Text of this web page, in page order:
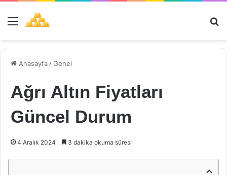
Menü
Anasayfa /Genel
Ağrı Altın Fiyatları
Güncel Durum
4 Aralık 2024 3 dakika okuma süresi